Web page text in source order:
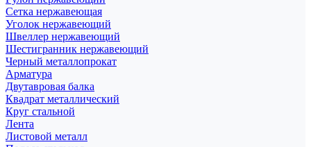
Сетка нержавеющая
Уголок нержавеющий
Швеллер нержавеющий
Шестигранник нержавеющий
Черный металлопрокат
Арматура
Двутавровая балка
Квадрат металлический
Круг стальной
Лента
Листовой металл